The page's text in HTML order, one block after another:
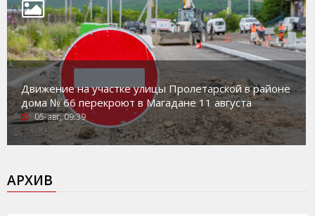
Движение на участке улицы Пролетарской в районе
дома № 66 перекроют в Магадане 11 августа
05-авг, 09:39
АРХИВ